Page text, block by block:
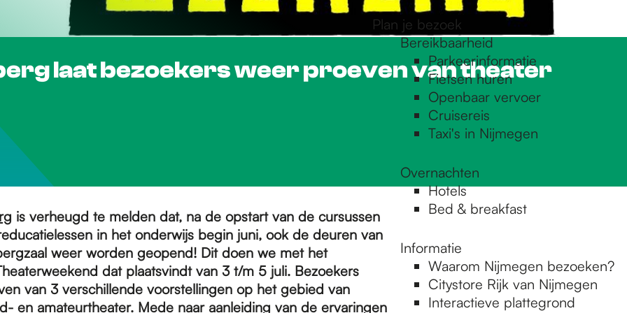
Plan je bezoek
Bereikbaarheid
Parkeerinformatie
Fietsen huren
Openbaar vervoer
Cruisereis
Taxi's in Nijmegen
Overnachten
Hotels
Bed & breakfast
Informatie
Waarom Nijmegen bezoeken?
Citystore Rijk van Nijmegen
Interactieve plattegrond
laat bezoekers weer proeven van theater
is verheugd te melden dat, na de opstart van de cursussen
in het onderwijs begin juni, ook de deuren van
weer worden geopend! Dit doen we met het
dat plaatsvindt van 3 t/m 5 juli. Bezoekers
van 3 verschillende voorstellingen op het gebied van
en amateurtheater. Mede naar aanleiding van de ervaringen